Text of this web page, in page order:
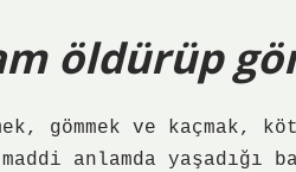
öldürüp
gömmek ve kaçmak,
anlamda yaşadığı